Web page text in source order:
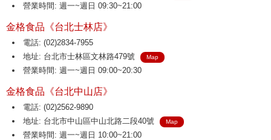
營業時間: 週一~週日 09:30~21:00
金格食品《台北士林店》
電話: (02)2834-7955
地址: 台北市士林區文林路479號
Map
營業時間: 週一~週日 09:00~20:30
金格食品《台北中山店》
電話: (02)2562-9890
地址: 台北市中山區中山北路二段40號
Map
營業時間: 週一~週日 10:00~21:00